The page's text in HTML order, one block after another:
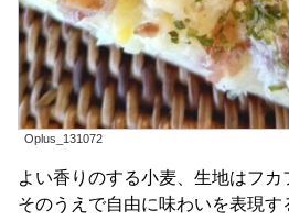
Oplus_131072
よい香りのする小麦、生地はフカ
そのうえで自由に味わいを表現す